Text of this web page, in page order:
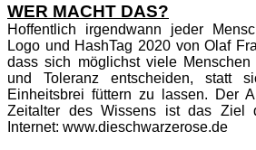
WER MACHT DAS?
Hoffentlich irgendwann jeder
Logo und HashTag 2020 von Olaf
dass sich möglichst viele Menschen
und Toleranz entscheiden, statt
Einheitsbrei füttern zu lassen. Der
Zeitalter des Wissens ist das Ziel
Internet: www.dieschwarzerose.de